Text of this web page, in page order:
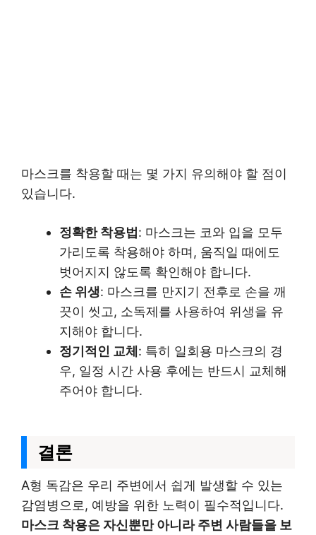
마스크를 착용할 때는 몇 가지 유의해야 할 점이
있습니다.
정확한 착용법 : 마스크는 코와 입을 모두
가리도록 착용해야 하며, 움직일 때에도
벗어지지 않도록 확인해야 합니다.
손 위생: 마스크를 만지기 전후로 손을 깨
끗이 씻고, 소독제를 사용하여 위생을 유
지해야 합니다.
정기적인 교체 : 특히 일회용 마스크의 경
우, 일정 시간 사용 후에는 반드시 교체해
주어야 합니다.
결론
A형 독감은 우리 주변에서 쉽게 발생할 수 있는
감염병으로, 예방을 위한 노력이 필수적입니다.
마스크 착용은 자신뿐만 아니라 주변 사람들을 보